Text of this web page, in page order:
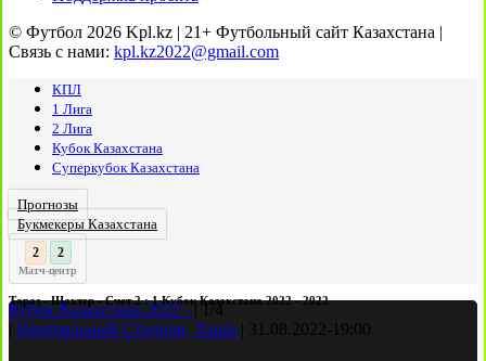
© Футбол 2026 Kpl.kz | 21+ Футбольный сайт Казахстана |
Связь с нами: kpl.kz2022@gmail.com
КПЛ
1 Лига
2 Лига
Кубок Казахстана
Суперкубок Казахстана
Прогнозы
Букмекеры Казахстана
3 : 2
Матч-центр
Тараз - Шахтер - Счет 2 : 1 Кубок Казахстана 2022 - 2022
Кубок Казахстана 2022 -| 1/4
Центральный Стадион, Тараз 31.08.2022- 19:00